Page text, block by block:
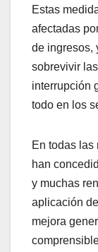
Estas
afectadas
de ingresos,
sobrevivir
interrupción
todo en los
En todas
han
y muchas
aplicación
mejora